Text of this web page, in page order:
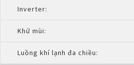
Inverter:
Khử mùi:
Luồng khí lạnh đa chiều: